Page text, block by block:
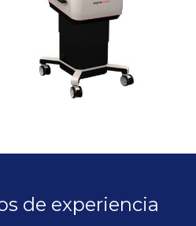
de experiencia